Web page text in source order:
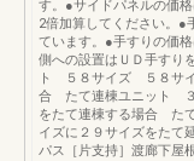
す。●サイドパネルの価
2倍加算してください。●
ています。●手すりの価
側への設置はＵＤ手すり
ト ５８サイズ ５８サ
合 たて連棟ユニット
をたて連棟する場合 た
イズに２９サイズをたて
パス［片支持］渡廊下屋